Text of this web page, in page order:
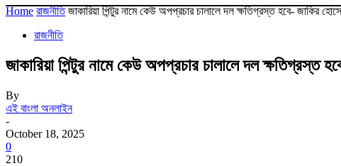
Home রাজনীতি জাকারিয়া পিন্টুর নামে কেউ অপপ্রচার চালালে দল ক্ষতিগ্রস্ত হবে- জাকির
রাজনীতি
জাকারিয়া পিন্টুর নামে কেউ অপপ্রচার চালালে দল ক্ষতিগ্রস্ত
By
এই বাংলা অনলাইন
-
October 18, 2025
0
210